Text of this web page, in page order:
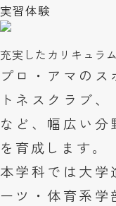
実習体験
充実したカリキュラム
プロ・アマのス
トネスクラブ
など、幅広い
を育成します。
本学科では大学
ーツ・体育系学